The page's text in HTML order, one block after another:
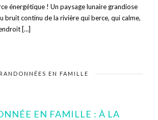
énergétique ! Un paysage lunaire grandiose
bruit continu de la rivière qui berce, qui calme,
[…]
RANDONNÉES EN FAMILLE
EN FAMILLE : À LA